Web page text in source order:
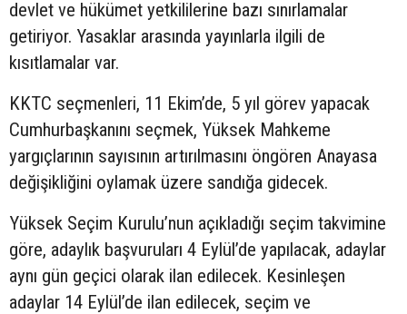
devlet ve hükümet yetkililerine bazı sınırlamalar
getiriyor. Yasaklar arasında yayınlarla ilgili de
kısıtlamalar var.
KKTC seçmenleri, 11 Ekim’de, 5 yıl görev yapacak
Cumhurbaşkanını seçmek, Yüksek Mahkeme
yargıçlarının sayısının artırılmasını öngören Anayasa
değişikliğini oylamak üzere sandığa gidecek.
Yüksek Seçim Kurulu’nun açıkladığı seçim takvimine
göre, adaylık başvuruları 4 Eylül’de yapılacak, adaylar
aynı gün geçici olarak ilan edilecek. Kesinleşen
adaylar 14 Eylül’de ilan edilecek, seçim ve